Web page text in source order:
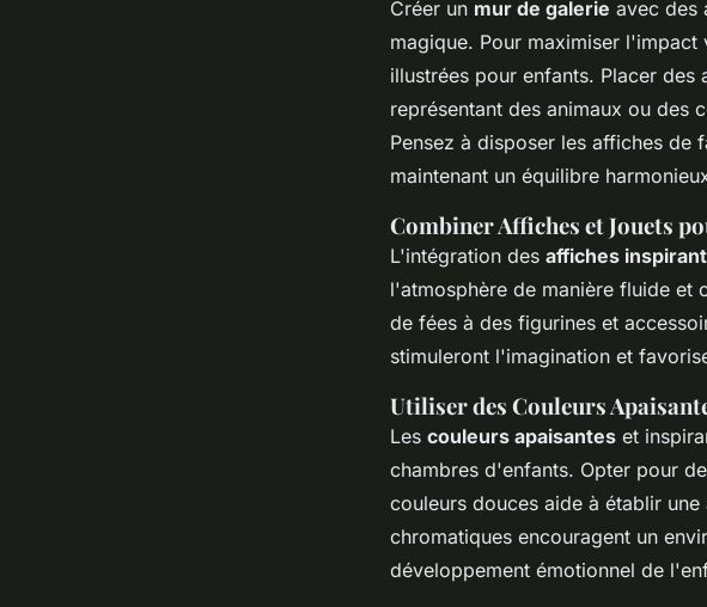
Créer un mur de galerie avec des
magique. Pour maximiser l'impact
illustrées pour enfants. Placer
représentant des animaux ou des
Pensez à disposer les affiches de
maintenant un équilibre
Combiner Affiches et Jouets
L'intégration des affiches
l'atmosphère de manière fluide et
de fées à des figurines et
stimuleront l'imagination et
Utiliser des Couleurs
Les couleurs apaisantes et
chambres d'enfants. Opter pour
couleurs douces aide à établir
chromatiques encouragent un
développement émotionnel de